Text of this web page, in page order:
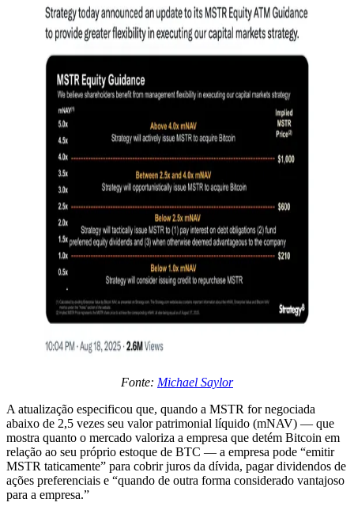
Fonte: Michael Saylor
A atualização especificou que, quando a MSTR for negociada
abaixo de 2,5 vezes seu valor patrimonial líquido (mNAV) — que
mostra quanto o mercado valoriza a empresa que detém Bitcoin em
relação ao seu próprio estoque de BTC — a empresa pode “emitir
MSTR taticamente” para cobrir juros da dívida, pagar dividendos de
ações preferenciais e “quando de outra forma considerado vantajoso
para a empresa.”